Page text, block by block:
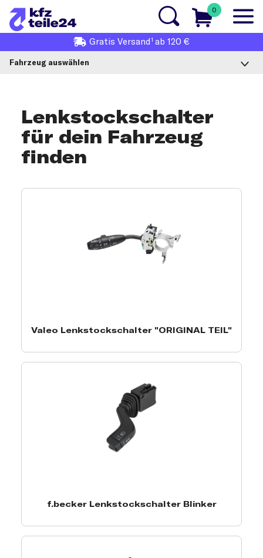
0
Gratis Versand1 ab 120 €
Fahrzeug auswählen
Lenkstockschalter
für dein Fahrzeug
finden
Lenkstockschalter-Produktauswahl
Valeo Lenkstockschalter "ORIGINAL TEIL"
f.becker Lenkstockschalter Blinker